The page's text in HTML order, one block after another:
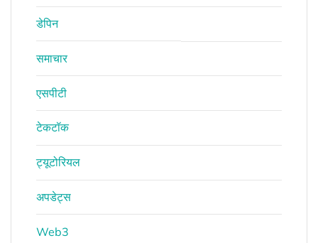
डेपिन
समाचार
एसपीटी
टेकटॉक
ट्यूटोरियल
अपडेट्स
Web3